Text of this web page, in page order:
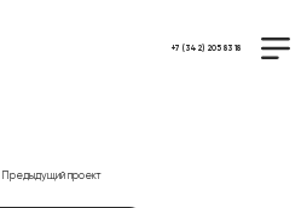
+7 (342) 205 83 18
Предыдущий проект